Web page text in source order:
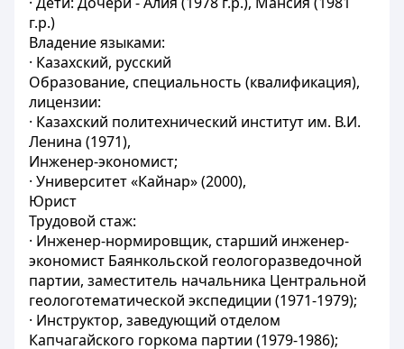
г.р.)
Владение языками:
· Казахский, русский
Образование, специальность (квалификация),
лицензии:
· Казахский политехнический институт им. В.И.
Ленина (1971),
Инженер-экономист;
· Университет «Кайнар» (2000),
Юрист
Трудовой стаж:
· Инженер-нормировщик, старший инженер-
экономист Баянкольской геологоразведочной
партии, заместитель начальника Центральной
геологотематической экспедиции (1971-1979);
· Инструктор, заведующий отделом
Капчагайского горкома партии (1979-1986);